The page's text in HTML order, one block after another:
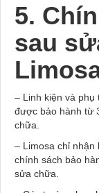
5.
sau
– Linh kiện và phụ
được bảo hành từ
chữa.
– Limosa chỉ nhận
chính sách bảo
sửa chữa.